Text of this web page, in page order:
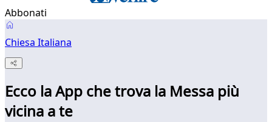
Abbonati
Chiesa Italiana
Ecco la App che trova la Messa più
vicina a te